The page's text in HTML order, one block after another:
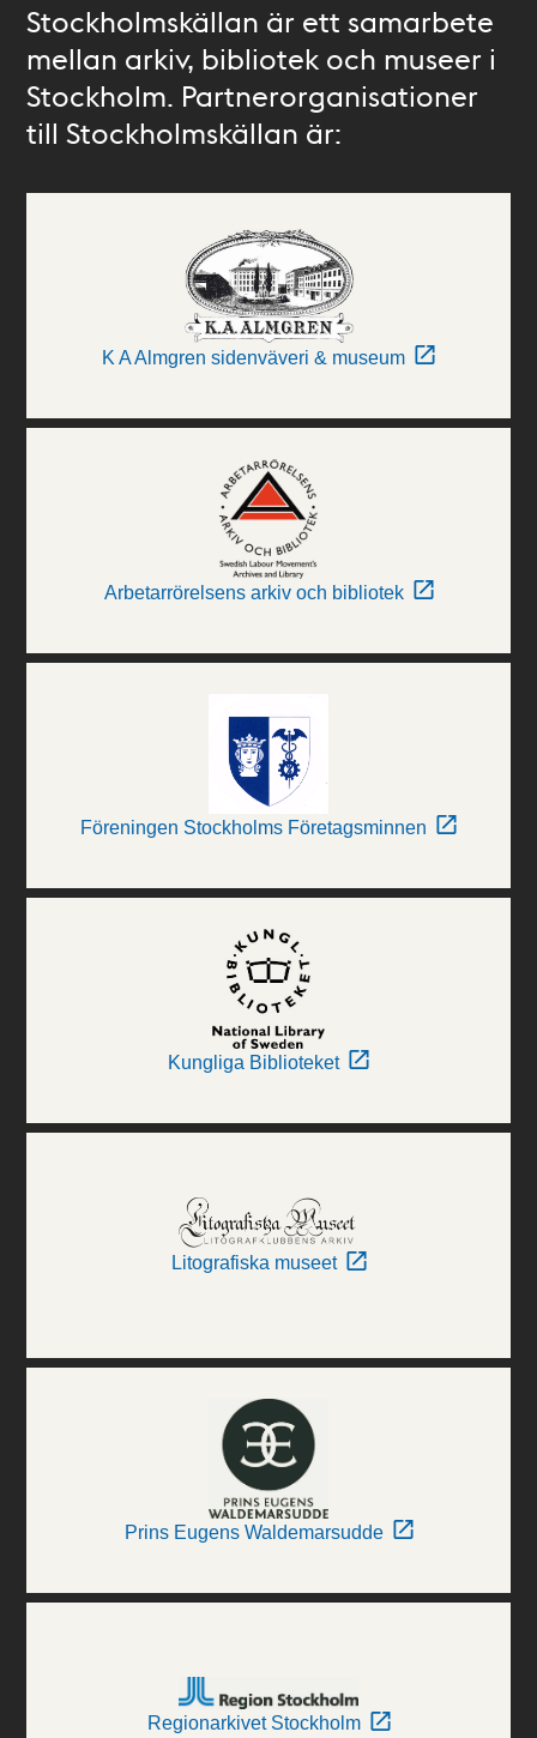
Stockholmskällan är ett samarbete
mellan arkiv, bibliotek och museer i
Stockholm. Partnerorganisationer
till Stockholmskällan är:
K A Almgren sidenväveri & museum
Arbetarrörelsens arkiv och bibliotek
Föreningen Stockholms Företagsminnen
Kungliga Biblioteket
Litografiska museet
Prins Eugens Waldemarsudde
Regionarkivet Stockholm